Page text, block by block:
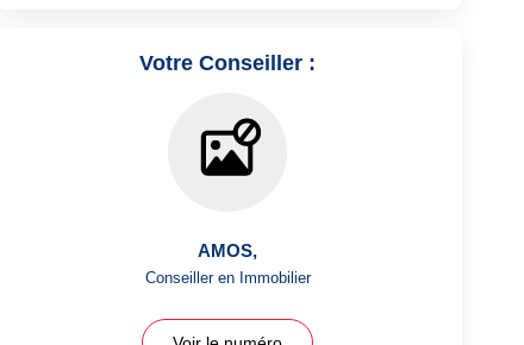
Votre Conseiller :
AMOS,
Conseiller en Immobilier